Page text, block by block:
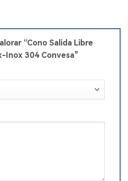
“Cono Salida Libre
304 Convesa”